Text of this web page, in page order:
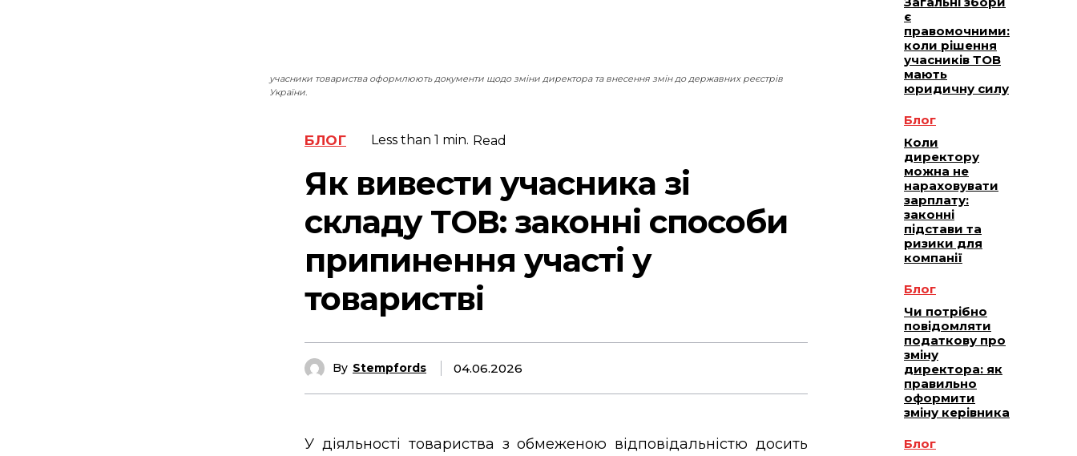
учасники товариства оформлюють документи щодо зміни директора та внесення змін до державних реєстрів
України.
БЛОГ Less than 1 min. Read
Як вивести учасника зі
складу ТОВ: законні способи
припинення участі у
товаристві
By Stempfords 04.06.2026
У діяльності товариства з обмеженою відповідальністю досить
є
правомочними:
коли рішення
учасників ТОВ
мають
юридичну силу
Блог
Коли
директору
можна не
нараховувати
зарплату:
законні
підстави та
ризики для
компанії
Блог
Чи потрібно
повідомляти
податкову про
зміну
директора: як
правильно
оформити
зміну керівника
Блог